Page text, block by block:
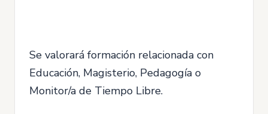
Se valorará formación relacionada con
Educación, Magisterio, Pedagogía o
Monitor/a de Tiempo Libre.